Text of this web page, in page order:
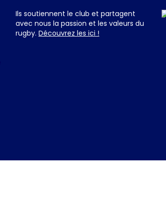
Ils soutiennent le club et partagent
avec nous la passion et les valeurs du
rugby. Découvrez les ici !